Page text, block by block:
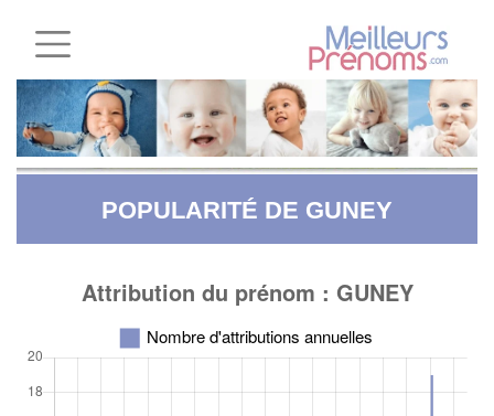
POPULARITÉ DE GUNEY